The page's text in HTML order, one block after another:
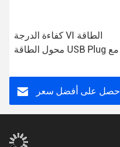
كفاءة الدرجة VI الطاقة
محول الطاقة USB Plug مع
احصل على أفضل سعر